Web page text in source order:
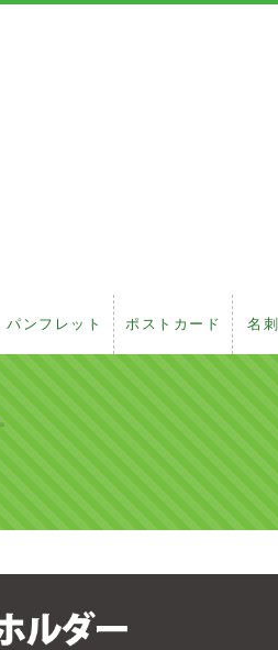
パンフレット ポストカード 名刺